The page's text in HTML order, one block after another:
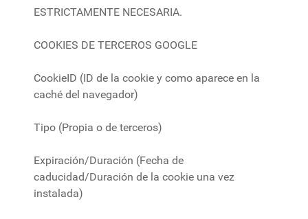
ESTRICTAMENTE NECESARIA.
COOKIES DE TERCEROS GOOGLE
CookieID (ID de la cookie y como aparece en la
caché del navegador)
Tipo (Propia o de terceros)
Expiración/Duración (Fecha de
caducidad/Duración de la cookie una vez
instalada)